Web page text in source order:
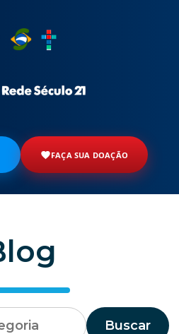
FAÇA SUA DOAÇÃO
Buscar